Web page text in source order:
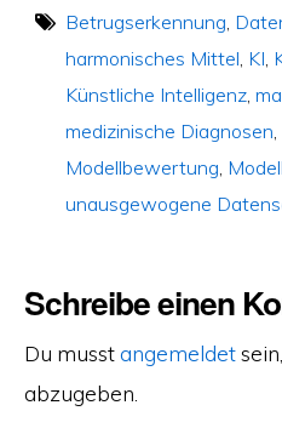
Betrugserkennung,
harmonisches Mittel, KI,
Künstliche Intelligenz,
medizinische Diagnosen,
Modellbewertung,
unausgewogene
Schreibe einen
Du musstangemeldet
abzugeben.